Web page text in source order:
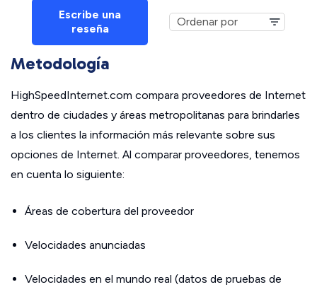
Escribe una
reseña
Metodología
HighSpeedInternet.com compara proveedores de Internet
dentro de ciudades y áreas metropolitanas para brindarles
a los clientes la información más relevante sobre sus
opciones de Internet. Al comparar proveedores, tenemos
en cuenta lo siguiente:
Áreas de cobertura del proveedor
Velocidades anunciadas
Velocidades en el mundo real (datos de pruebas de